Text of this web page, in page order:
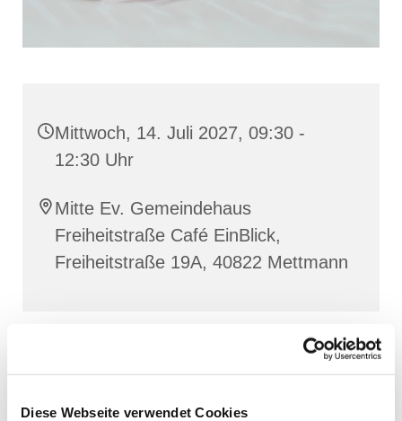
Diese Webseite verwendet Cookies
Mittwoch, 14. Juli 2027, 09:30 -
12:30 Uhr
Mitte Ev. Gemeindehaus
Freiheitstraße Café EinBlick,
Freiheitstraße 19A, 40822 Mettmann